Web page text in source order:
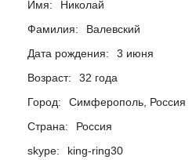
Имя:
Николай
Фамилия:
Валевский
Дата рождения:
3 июня
Возраст:
32 года
Город:
Симферополь, Россия
Страна:
Россия
skype:
king-ring30